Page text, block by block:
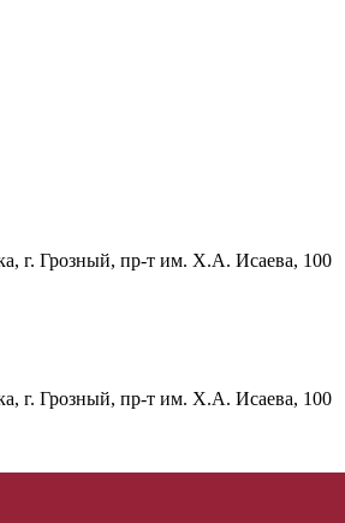
г. Грозный, пр-т им. Х.А. Исаева, 100
г. Грозный, пр-т им. Х.А. Исаева, 100